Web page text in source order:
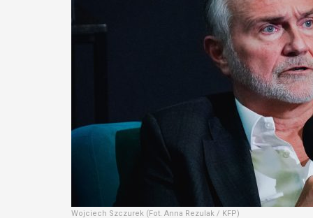
Wojciech Szczurek (Fot. Anna Rezulak / KFP)